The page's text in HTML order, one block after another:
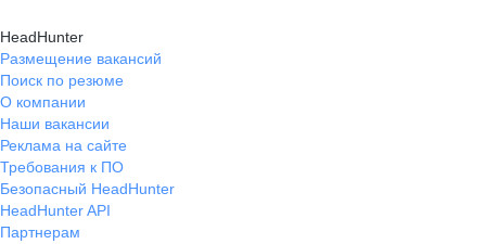
HeadHunter
Размещение вакансий
Поиск по резюме
О компании
Наши вакансии
Реклама на сайте
Требования к ПО
Безопасный HeadHunter
HeadHunter API
Партнерам